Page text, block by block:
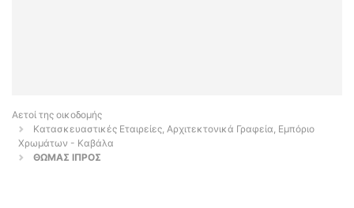
Αετοί της οικοδομής
Κατασκευαστικές Εταιρείες, Αρχιτεκτονικά Γραφεία, Εμπόριο
Χρωμάτων - Καβάλα
ΘΩΜΑΣ ΙΠΡΟΣ